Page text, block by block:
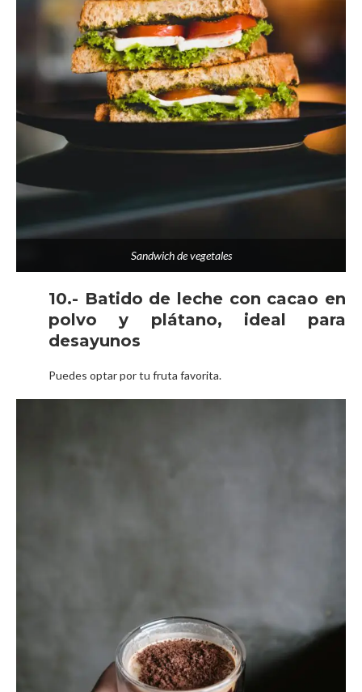
Sandwich de vegetales
10.- Batido de leche con cacao en
polvo y plátano, ideal para
desayunos
Puedes optar por tu fruta favorita.